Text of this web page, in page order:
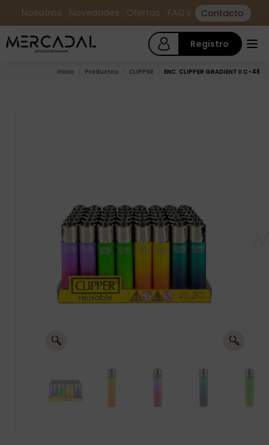
Nosotros Novedades Ofertas FAQ’s Contacto
Registro
Inicio Productos CLIPPER ENC. CLIPPER GRADIENT II C-48